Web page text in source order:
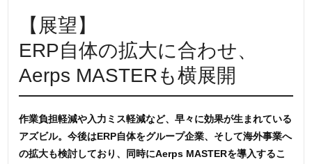
【展望】
ERP自体の拡大に合わせ、
Aerps MASTERも横展開
作業負担軽減や入力ミス軽減など、早々に効果が生まれている
アズビル。今後はERP自体をグループ企業、そして海外事業へ
の拡大も検討しており、同時にAerps MASTERを導入するこ